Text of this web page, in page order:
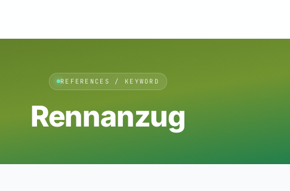
REFERENCES / KEYWORD
Rennanzug